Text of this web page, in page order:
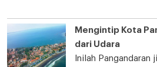
Mengintip Kota
dari Udara
Inilah Pangandaran